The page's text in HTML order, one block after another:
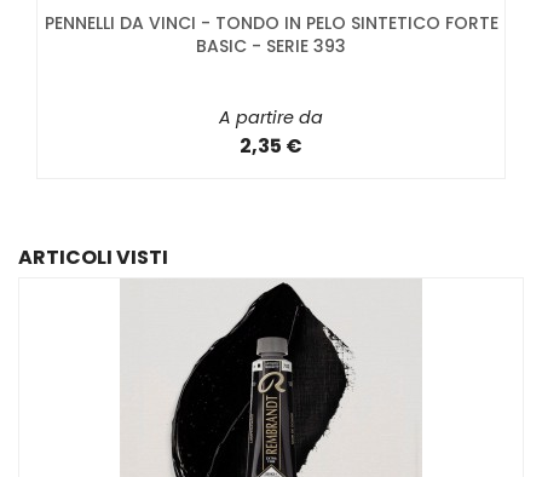
PENNELLI DA VINCI - TONDO IN PELO SINTETICO FORTE
BASIC - SERIE 393
A partire da
2,35 €
ARTICOLI VISTI